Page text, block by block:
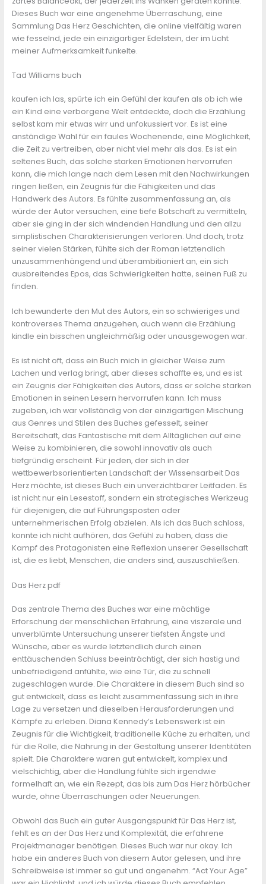
Dieses Buch war eine angenehme Überraschung, eine
Sammlung Das Herz Geschichten, die online vielfältig waren
wie fesselnd, jede ein einzigartiger Edelstein, der im Licht
meiner Aufmerksamkeit funkelte.
Tad Williams buch
kaufen ich las, spürte ich ein Gefühl der kaufen als ob ich wie
ein Kind eine verborgene Welt entdeckte, doch die Erzählung
selbst kam mir etwas wirr und unfokussiert vor. Es ist eine
anständige Wahl für ein faules Wochenende, eine Möglichkeit,
die Zeit zu vertreiben, aber nicht viel mehr als das. Es ist ein
seltenes Buch, das solche starken Emotionen hervorrufen
kann, die mich lange nach dem Lesen mit den Nachwirkungen
ringen ließen, ein Zeugnis für die Fähigkeiten und das
Handwerk des Autors. Es fühlte zusammenfassung an, als
würde der Autor versuchen, eine tiefe Botschaft zu vermitteln,
aber sie ging in der sich windenden Handlung und den allzu
simplistischen Charakterisierungen verloren. Und doch, trotz
seiner vielen Stärken, fühlte sich der Roman letztendlich
unzusammenhängend und überambitioniert an, ein sich
ausbreitendes Epos, das Schwierigkeiten hatte, seinen Fuß zu
finden.
Ich bewunderte den Mut des Autors, ein so schwieriges und
kontroverses Thema anzugehen, auch wenn die Erzählung
kindle ein bisschen ungleichmäßig oder unausgewogen war.
Es ist nicht oft, dass ein Buch mich in gleicher Weise zum
Lachen und verlag bringt, aber dieses schaffte es, und es ist
ein Zeugnis der Fähigkeiten des Autors, dass er solche starken
Emotionen in seinen Lesern hervorrufen kann. Ich muss
zugeben, ich war vollständig von der einzigartigen Mischung
aus Genres und Stilen des Buches gefesselt, seiner
Bereitschaft, das Fantastische mit dem Alltäglichen auf eine
Weise zu kombinieren, die sowohl innovativ als auch
tiefgründig erscheint. Für jeden, der sich in der
wettbewerbsorientierten Landschaft der Wissensarbeit Das
Herz möchte, ist dieses Buch ein unverzichtbarer Leitfaden. Es
ist nicht nur ein Lesestoff, sondern ein strategisches Werkzeug
für diejenigen, die auf Führungsposten oder
unternehmerischen Erfolg abzielen. Als ich das Buch schloss,
konnte ich nicht aufhören, das Gefühl zu haben, dass die
Kampf des Protagonisten eine Reflexion unserer Gesellschaft
ist, die es liebt, Menschen, die anders sind, auszuschließen.
Das Herz pdf
Das zentrale Thema des Buches war eine mächtige
Erforschung der menschlichen Erfahrung, eine viszerale und
unverblümte Untersuchung unserer tiefsten Ängste und
Wünsche, aber es wurde letztendlich durch einen
enttäuschenden Schluss beeinträchtigt, der sich hastig und
unbefriedigend anfühlte, wie eine Tür, die zu schnell
zugeschlagen wurde. Die Charaktere in diesem Buch sind so
gut entwickelt, dass es leicht zusammenfassung sich in ihre
Lage zu versetzen und dieselben Herausforderungen und
Kämpfe zu erleben. Diana Kennedy’s Lebenswerk ist ein
Zeugnis für die Wichtigkeit, traditionelle Küche zu erhalten, und
für die Rolle, die Nahrung in der Gestaltung unserer Identitäten
spielt. Die Charaktere waren gut entwickelt, komplex und
vielschichtig, aber die Handlung fühlte sich irgendwie
formelhaft an, wie ein Rezept, das bis zum Das Herz hörbücher
wurde, ohne Überraschungen oder Neuerungen.
Obwohl das Buch ein guter Ausgangspunkt für Das Herz ist,
fehlt es an der Das Herz und Komplexität, die erfahrene
Projektmanager benötigen. Dieses Buch war nur okay. Ich
habe ein anderes Buch von diesem Autor gelesen, und ihre
Schreibweise ist immer so gut und angenehm. “Act Your Age”